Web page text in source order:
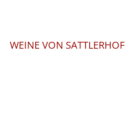
WEINE VON SATTLERHOF